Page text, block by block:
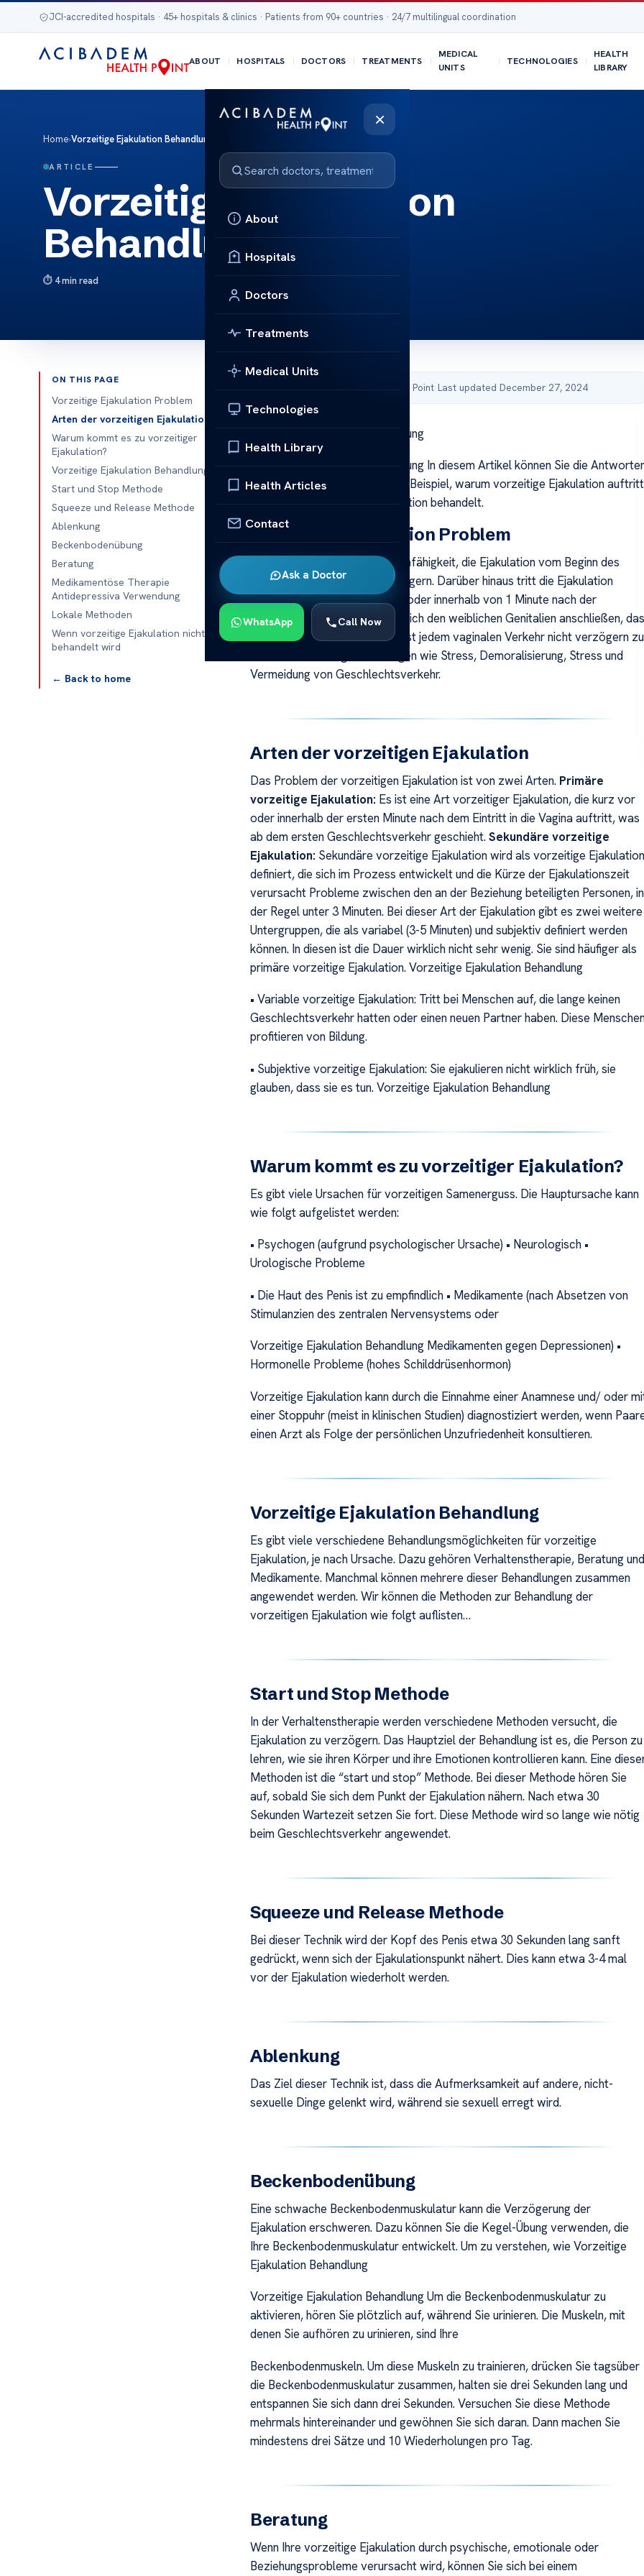
JCI-accredited hospitals · 45+ hospitals & clinics · Patients from 90+ countries · 24/7 multilingual coordination
ABOUT HOSPITALS DOCTORS TREATMENTS
MEDICAL
UNITS
TECHNOLOGIES
HEALTH
LIBRARY
×
About
Hospitals
Doctors
Treatments
Medical Units
Technologies
Health Library
Health Articles
Contact
Ask a Doctor
WhatsApp Call Now
Home›Vorzeitige Ejakulation Behandlung
ARTICLE
Vorzeitige Ejakulation
Behandlung
4 min read
ON THIS PAGE
Vorzeitige Ejakulation Problem
Arten der vorzeitigen Ejakulation
Warum kommt es zu vorzeitiger
Ejakulation?
Vorzeitige Ejakulation Behandlung
Start und Stop Methode
Squeeze und Release Methode
Ablenkung
Beckenbodenübung
Beratung
Medikamentöse Therapie
Antidepressiva Verwendung
Lokale Methoden
Wenn vorzeitige Ejakulation nicht
behandelt wird
← Back to home
Published by Acibadem Health Point·Last updated December 27, 2024
Vorzeitige Ejakulation Behandlung
Vorzeitige Ejakulation Behandlung In diesem Artikel können Sie die
auf Ihre Fragen lesen, wie zum Beispiel, warum vorzeitige Ejakulation auftritt
und wie man vorzeitige Ejakulation behandelt.
Vorzeitige Ejakulation Problem
Vorzeitige Ejakulation ist die Unfähigkeit, die Ejakulation vom Beginn des
Geschlechtsverkehrs zu verzögern. Darüber hinaus tritt die Ejakulation
immer oder meistens kurz vor oder innerhalb von 1 Minute nach der
männlichen Genitalien auf, die sich den weiblichen Genitalien anschließen, das
Problem, die Ejakulation bei fast jedem vaginalen Verkehr nicht verzögern zu
können und die negativen Folgen wie Stress, Demoralisierung, Stress und
Vermeidung von Geschlechtsverkehr.
Arten der vorzeitigen Ejakulation
Das Problem der vorzeitigen Ejakulation ist von zwei Arten. Primäre
vorzeitige Ejakulation: Es ist eine Art vorzeitiger Ejakulation, die kurz vor
oder innerhalb der ersten Minute nach dem Eintritt in die Vagina auftritt, was
ab dem ersten Geschlechtsverkehr geschieht.Sekundäre vorzeitige
Ejakulation: Sekundäre vorzeitige Ejakulation wird als vorzeitige Ejakulation
definiert, die sich im Prozess entwickelt und die Kürze der Ejakulationszeit
verursacht Probleme zwischen den an der Beziehung beteiligten Personen, in
der Regel unter 3 Minuten. Bei dieser Art der Ejakulation gibt es zwei weitere
Untergruppen, die als variabel (3-5 Minuten) und subjektiv definiert werden
können. In diesen ist die Dauer wirklich nicht sehr wenig. Sie sind häufiger als
primäre vorzeitige Ejakulation. Vorzeitige Ejakulation Behandlung
• Variable vorzeitige Ejakulation: Tritt bei Menschen auf, die lange keinen
Geschlechtsverkehr hatten oder einen neuen Partner haben. Diese
profitieren von Bildung.
• Subjektive vorzeitige Ejakulation: Sie ejakulieren nicht wirklich früh, sie
glauben, dass sie es tun. Vorzeitige Ejakulation Behandlung
Warum kommt es zu vorzeitiger Ejakulation?
Es gibt viele Ursachen für vorzeitigen Samenerguss. Die Hauptursache kann
wie folgt aufgelistet werden:
• Psychogen (aufgrund psychologischer Ursache) • Neurologisch •
Urologische Probleme
• Die Haut des Penis ist zu empfindlich • Medikamente (nach Absetzen von
Stimulanzien des zentralen Nervensystems oder
Vorzeitige Ejakulation Behandlung Medikamenten gegen Depressionen) •
Hormonelle Probleme (hohes Schilddrüsenhormon)
Vorzeitige Ejakulation kann durch die Einnahme einer Anamnese und/ oder
einer Stoppuhr (meist in klinischen Studien) diagnostiziert werden, wenn
einen Arzt als Folge der persönlichen Unzufriedenheit konsultieren.
Vorzeitige Ejakulation Behandlung
Es gibt viele verschiedene Behandlungsmöglichkeiten für vorzeitige
Ejakulation, je nach Ursache. Dazu gehören Verhaltenstherapie, Beratung und
Medikamente. Manchmal können mehrere dieser Behandlungen zusammen
angewendet werden. Wir können die Methoden zur Behandlung der
vorzeitigen Ejakulation wie folgt auflisten…
Start und Stop Methode
In der Verhaltenstherapie werden verschiedene Methoden versucht, die
Ejakulation zu verzögern. Das Hauptziel der Behandlung ist es, die Person zu
lehren, wie sie ihren Körper und ihre Emotionen kontrollieren kann. Eine
Methoden ist die “start und stop” Methode. Bei dieser Methode hören Sie
auf, sobald Sie sich dem Punkt der Ejakulation nähern. Nach etwa 30
Sekunden Wartezeit setzen Sie fort. Diese Methode wird so lange wie nötig
beim Geschlechtsverkehr angewendet.
Squeeze und Release Methode
Bei dieser Technik wird der Kopf des Penis etwa 30 Sekunden lang sanft
gedrückt, wenn sich der Ejakulationspunkt nähert. Dies kann etwa 3-4 mal
vor der Ejakulation wiederholt werden.
Ablenkung
Das Ziel dieser Technik ist, dass die Aufmerksamkeit auf andere, nicht-
sexuelle Dinge gelenkt wird, während sie sexuell erregt wird.
Beckenbodenübung
Eine schwache Beckenbodenmuskulatur kann die Verzögerung der
Ejakulation erschweren. Dazu können Sie die Kegel-Übung verwenden, die
Ihre Beckenbodenmuskulatur entwickelt. Um zu verstehen, wie Vorzeitige
Ejakulation Behandlung
Vorzeitige Ejakulation Behandlung Um die Beckenbodenmuskulatur zu
aktivieren, hören Sie plötzlich auf, während Sie urinieren. Die Muskeln, mit
denen Sie aufhören zu urinieren, sind Ihre
Beckenbodenmuskeln. Um diese Muskeln zu trainieren, drücken Sie tagsüber
die Beckenbodenmuskulatur zusammen, halten sie drei Sekunden lang und
entspannen Sie sich dann drei Sekunden. Versuchen Sie diese Methode
mehrmals hintereinander und gewöhnen Sie sich daran. Dann machen Sie
mindestens drei Sätze und 10 Wiederholungen pro Tag.
Beratung
Wenn Ihre vorzeitige Ejakulation durch psychische, emotionale oder
Beziehungsprobleme verursacht wird, können Sie sich bei einem